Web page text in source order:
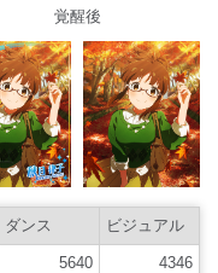
覚醒後
ダンス ビジュアル
5640 4346